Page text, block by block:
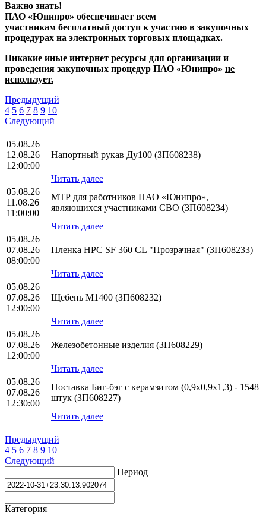
Важно знать!
ПАО «Юнипро» обеспечивает всем
участникам бесплатный доступ к участию в закупочных
процедурах на электронных торговых площадках.
Никакие иные интернет ресурсы для организации и
проведения закупочных процедур ПАО «Юнипро» не
использует.
Предыдущий
4 5 6 7 8 9 10
Следующий
05.08.26
12.08.26
12:00:00
Напортный рукав Ду100 (ЗП608238)
Читать далее
05.08.26
11.08.26
11:00:00
МТР для работников ПАО «Юнипро»,
являющихся участниками СВО (ЗП608234)
Читать далее
05.08.26
07.08.26
08:00:00
Пленка HPС SF 360 CL "Прозрачная" (ЗП608233)
Читать далее
05.08.26
07.08.26
12:00:00
Щебень М1400 (ЗП608232)
Читать далее
05.08.26
07.08.26
12:00:00
Железобетонные изделия (ЗП608229)
Читать далее
05.08.26
07.08.26
12:30:00
Поставка Биг-бэг с керамзитом (0,9х0,9х1,3) - 1548
штук (ЗП608227)
Читать далее
Предыдущий
4 5 6 7 8 9 10
Следующий
Период
Категория